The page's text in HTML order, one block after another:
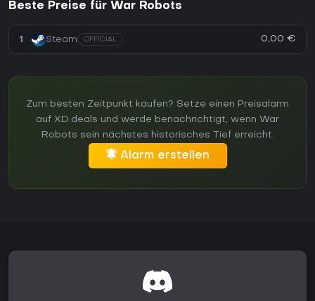
Beste Preise für War Robots
1 Steam OFFICIAL 0,00 €
Zum besten Zeitpunkt kaufen? Setze einen Preisalarm
auf XD.deals und werde benachrichtigt, wenn War
Robots sein nächstes historisches Tief erreicht.
Alarm erstellen